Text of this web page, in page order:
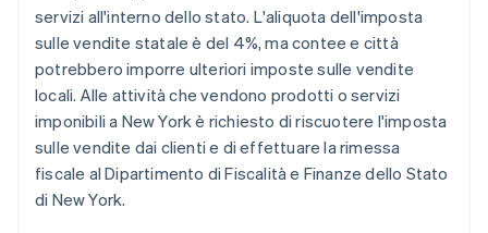
servizi all'interno dello stato. L'aliquota dell'imposta
sulle vendite statale è del 4%, ma contee e città
potrebbero imporre ulteriori imposte sulle vendite
locali. Alle attività che vendono prodotti o servizi
imponibili a New York è richiesto di riscuotere l'imposta
sulle vendite dai clienti e di effettuare la rimessa
fiscale al Dipartimento di Fiscalità e Finanze dello Stato
di New York.